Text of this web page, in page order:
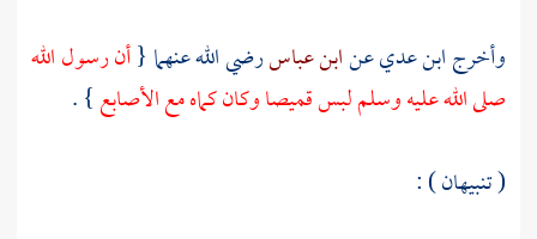
وأخرجابن عديعنابن عباسرضي الله عنهما {أن رسول الله
صلى الله عليه وسلم لبس قميصا وكان كماه مع الأصابع} .
( تنبيهان ) :